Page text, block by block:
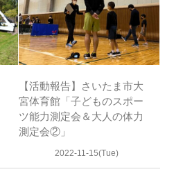
【活動報告】さいたま市大
宮体育館「子どものスポー
ツ能力測定会＆大人の体力
測定会②」
2022-11-15(Tue)